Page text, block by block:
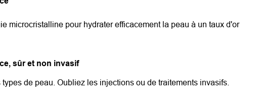
microcristalline pour hydrater efficacement la peau à un taux d'or
sûr et non invasif
de peau. Oubliez les injections ou de traitements invasifs.